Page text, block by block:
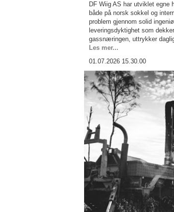
DF Wiig AS har utviklet egne
både på norsk sokkel og
problem gjennom solid
leveringsdyktighet som
gassnæringen, uttrykker
Les mer...
01.07.2026 15.30.00